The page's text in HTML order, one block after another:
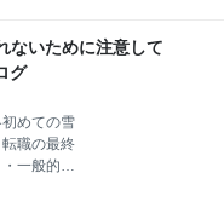
関わる際
ョンにお
リアコン
まずやる
紹介会社
定通知書
ては内定
不明な点
与がそれ
ないために注意して
グ
めての雪
職の最終
一般的な
退職交渉